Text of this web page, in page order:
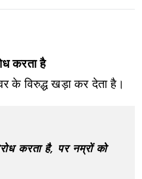
करता है
के विरुद्ध खड़ा कर देता है।
करता है, पर नम्रों को